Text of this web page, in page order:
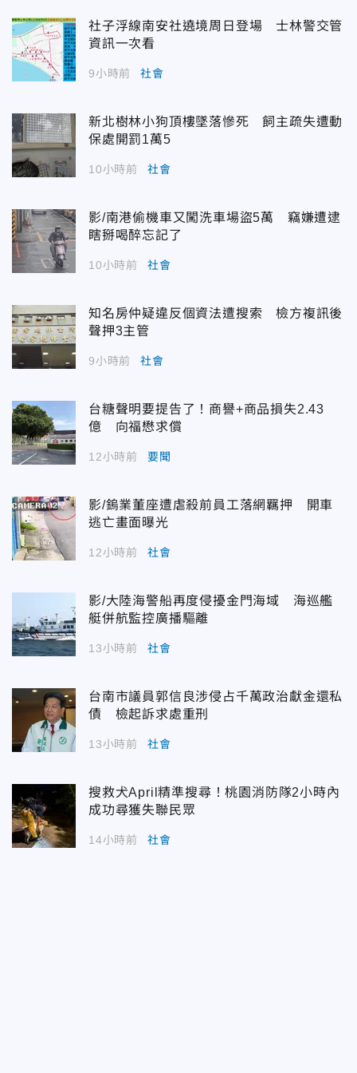
社子浮線南安社遶境周日登場 士林警交管
資訊一次看
9小時前 社會
新北樹林小狗頂樓墜落慘死 飼主疏失遭動
保處開罰1萬5
10小時前 社會
影/南港偷機車又闖洗車場盜5萬 竊嫌遭逮
瞎掰喝醉忘記了
10小時前 社會
知名房仲疑違反個資法遭搜索 檢方複訊後
聲押3主管
9小時前 社會
台糖聲明要提告了！商譽+商品損失2.43
億 向福懋求償
12小時前 要聞
影/鎢業董座遭虐殺前員工落網羈押 開車
逃亡畫面曝光
12小時前 社會
影/大陸海警船再度侵擾金門海域 海巡艦
艇併航監控廣播驅離
13小時前 社會
台南市議員郭信良涉侵占千萬政治獻金還私
債 檢起訴求處重刑
13小時前 社會
搜救犬April精準搜尋！桃園消防隊2小時內
成功尋獲失聯民眾
14小時前 社會